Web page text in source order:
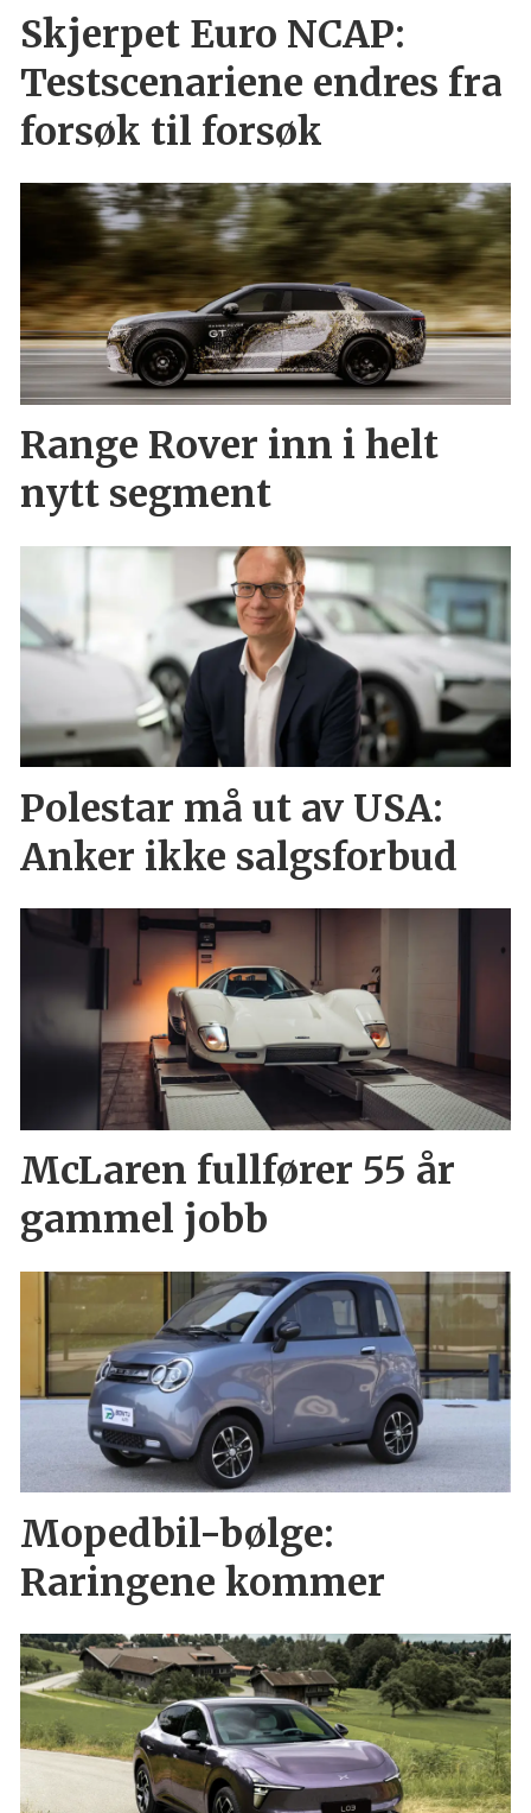
Skjerpet Euro NCAP:
Testscenariene endres fra
forsøk til forsøk
Range Rover inn i helt
nytt segment
Polestar må ut av USA:
Anker ikke salgsforbud
McLaren fullfører 55 år
gammel jobb
Mopedbil-bølge:
Raringene kommer